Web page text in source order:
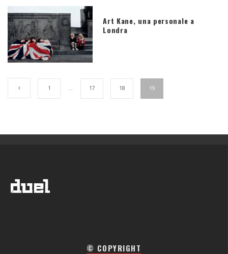
Art Kane, una personale a
Londra
1 … 17 18 19
© COPYRIGHT